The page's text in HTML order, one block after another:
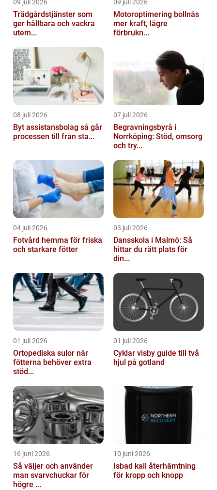
09 juli 2026
Trädgårdstjänster som
ger hållbara och vackra
utem...
09 juli 2026
Motoroptimering bollnäs
mer kraft, lägre
förbrukn...
08 juli 2026
Byt assistansbolag så går
processen till från sta...
07 juli 2026
Begravningsbyrå i
Norrköping: Stöd, omsorg
och try...
04 juli 2026
Fotvård hemma för friska
och starkare fötter
03 juli 2026
Dansskola i Malmö: Så
hittar du rätt plats för
din...
01 juli 2026
Ortopediska sulor när
fötterna behöver extra
stöd...
01 juli 2026
Cyklar visby guide till två
hjul på gotland
16 juni 2026
Så väljer och använder
man svarvchuckar för
högre ...
10 juni 2026
Isbad kall återhämtning
för kropp och knopp